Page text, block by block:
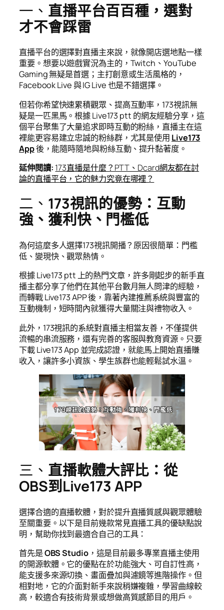
一、 直播平台百百種，選對
才不會踩雷
直播平台的選擇對直播主來說，就像開店選地點一樣
重要。想要以遊戲實況為主的，Twitch、YouTube
Gaming 無疑是首選；主打創意或生活風格的，
Facebook Live 與 IG Live 也是不錯選擇。
但若你希望快速累積觀眾、提高互動率，173視訊無
疑是一匹黑馬。根據 Live173 ptt 的網友經驗分享，這
個平台聚集了大量追求即時互動的粉絲，直播主在這
裡能更容易建立忠誠的粉絲群，尤其是使用 Live173
App後，能隨時隨地與粉絲互動、提升黏著度。
延伸閱讀: 173直播是什麼？PTT、Dcard網友都在討
論的直播平台，它的魅力究竟在哪裡？
二、 173視訊的優勢：互動
強、獲利快、門檻低
為何這麼多人選擇173視訊開播？原因很簡單：門檻
低、變現快、觀眾熱情。
根據 Live173 ptt 上的熱門文章，許多剛起步的新手直
播主都分享了他們在其他平台數月無人問津的經驗，
而轉戰 Live173 APP 後，靠著內建推薦系統與豐富的
互動機制，短時間內就獲得大量關注與禮物收入。
此外，173視訊的系統對直播主相當友善，不僅提供
流暢的串流服務，還有完善的客服與教育資源。只要
下載 Live173 App 並完成認證，就能馬上開始直播賺
收入，讓許多小資族、學生族群也能輕鬆試水溫。
三、 直播軟體大評比：從
OBS到Live173 APP
選擇合適的直播軟體，對於提升直播質感與觀眾體驗
至關重要。以下是目前幾款常見直播工具的優缺點說
明，幫助你找到最適合自己的工具：
首先是OBS Studio，這是目前最多專業直播主使用
的開源軟體。它的優點在於功能強大、可自訂性高，
能支援多來源切換、畫面疊加與濾鏡等進階操作。但
相對地，它的介面對新手來說稍嫌複雜，學習曲線較
高，較適合有技術背景或想做高質感節目的用戶。